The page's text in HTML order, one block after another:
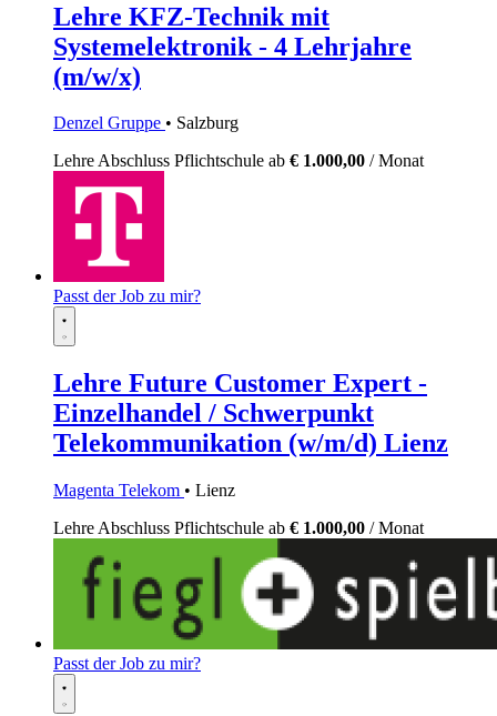
Lehre KFZ-Technik mit
Systemelektronik - 4 Lehrjahre
(m/w/x)
Denzel Gruppe • Salzburg
LehreAbschluss Pflichtschule ab € 1.000,00 / Monat
Passt der Job zu mir?
Lehre Future Customer Expert -
Einzelhandel / Schwerpunkt
Telekommunikation (w/m/d) Lienz
Magenta Telekom • Lienz
Lehre Abschluss Pflichtschule ab € 1.000,00 / Monat
Passt der Job zu mir?